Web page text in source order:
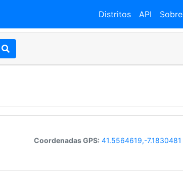
Distritos API Sobre
Coordenadas GPS: 41.5564619,-7.1830481